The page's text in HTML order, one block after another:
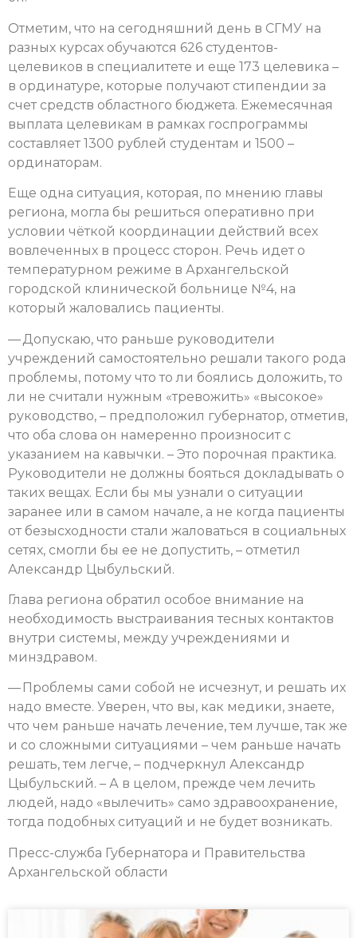
Отметим, что на сегодняшний день в СГМУ на
разных курсах обучаются 626 студентов-
целевиков в специалитете и еще 173 целевика –
в ординатуре, которые получают стипендии за
счет средств областного бюджета. Ежемесячная
выплата целевикам в рамках госпрограммы
составляет 1300 рублей студентам и 1500 –
ординаторам.
Еще одна ситуация, которая, по мнению главы
региона, могла бы решиться оперативно при
условии чёткой координации действий всех
вовлеченных в процесс сторон. Речь идет о
температурном режиме в Архангельской
городской клинической больнице №4, на
который жаловались пациенты.
— Допускаю, что раньше руководители
учреждений самостоятельно решали такого рода
проблемы, потому что то ли боялись доложить, то
ли не считали нужным «тревожить» «высокое»
руководство, – предположил губернатор, отметив,
что оба слова он намеренно произносит с
указанием на кавычки. – Это порочная практика.
Руководители не должны бояться докладывать о
таких вещах. Если бы мы узнали о ситуации
заранее или в самом начале, а не когда пациенты
от безысходности стали жаловаться в социальных
сетях, смогли бы ее не допустить, – отметил
Александр Цыбульский.
Глава региона обратил особое внимание на
необходимость выстраивания тесных контактов
внутри системы, между учреждениями и
минздравом.
— Проблемы сами собой не исчезнут, и решать их
надо вместе. Уверен, что вы, как медики, знаете,
что чем раньше начать лечение, тем лучше, так же
и со сложными ситуациями – чем раньше начать
решать, тем легче, – подчеркнул Александр
Цыбульский. – А в целом, прежде чем лечить
людей, надо «вылечить» само здравоохранение,
тогда подобных ситуаций и не будет возникать.
Пресс-служба Губернатора и Правительства
Архангельской области